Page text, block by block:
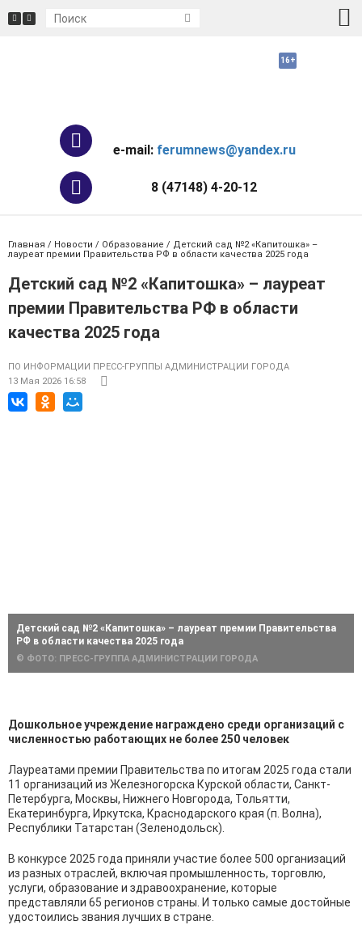
e-mail: ferumnews@yandex.ru
8 (47148) 4-20-12
Главная / Новости / Образование / Детский сад №2 «Капитошка» –
лауреат премии Правительства РФ в области качества 2025 года
Детский сад №2 «Капитошка» – лауреат
премии Правительства РФ в области
качества 2025 года
ПО ИНФОРМАЦИИ ПРЕСС-ГРУППЫ АДМИНИСТРАЦИИ ГОРОДА
13 Мая 2026 16:58
Детский сад №2 «Капитошка» – лауреат премии Правительства
РФ в области качества 2025 года
© ФОТО: ПРЕСС-ГРУППА АДМИНИСТРАЦИИ ГОРОДА
Дошкольное учреждение награждено среди организаций с
численностью работающих не более 250 человек
Лауреатами премии Правительства по итогам 2025 года стали
11 организаций из Железногорска Курской области, Санкт-
Петербурга, Москвы, Нижнего Новгорода, Тольятти,
Екатеринбурга, Иркутска, Краснодарского края (п. Волна),
Республики Татарстан (Зеленодольск).
В конкурсе 2025 года приняли участие более 500 организаций
из разных отраслей, включая промышленность, торговлю,
услуги, образование и здравоохранение, которые
представляли 65 регионов страны. И только самые достойные
удостоились звания лучших в стране.